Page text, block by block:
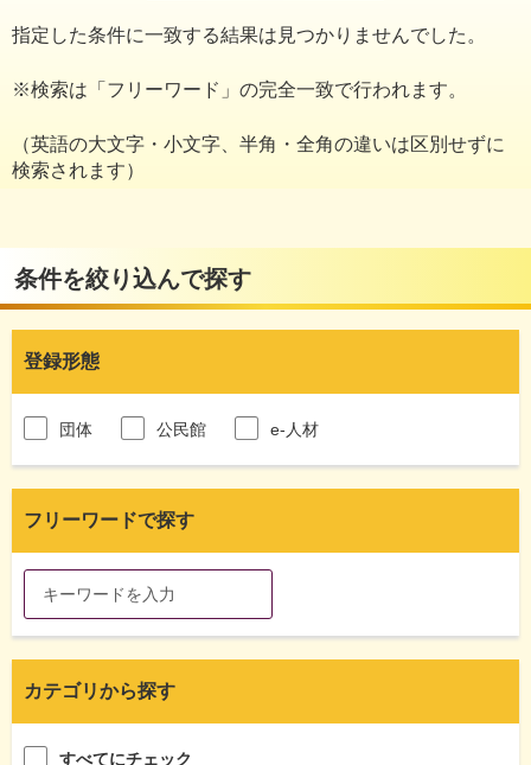
指定した条件に一致する結果は見つかりませんでした。
※検索は「フリーワード」の完全一致で行われます。
（英語の大文字・小文字、半角・全角の違いは区別せずに
検索されます）
条件を絞り込んで探す
登録形態
団体 公民館 e-人材
フリーワードで探す
カテゴリから探す
すべてにチェック